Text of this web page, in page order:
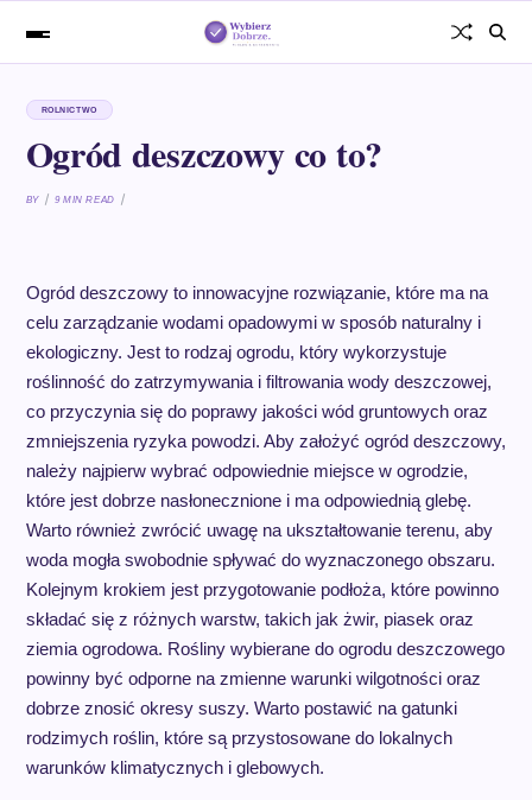
ROLNICTWO
Ogród deszczowy co to?
BY 9 MIN READ
Ogród deszczowy to innowacyjne rozwiązanie, które ma na
celu zarządzanie wodami opadowymi w sposób naturalny i
ekologiczny. Jest to rodzaj ogrodu, który wykorzystuje
roślinność do zatrzymywania i filtrowania wody deszczowej,
co przyczynia się do poprawy jakości wód gruntowych oraz
zmniejszenia ryzyka powodzi. Aby założyć ogród deszczowy,
należy najpierw wybrać odpowiednie miejsce w ogrodzie,
które jest dobrze nasłonecznione i ma odpowiednią glebę.
Warto również zwrócić uwagę na ukształtowanie terenu, aby
woda mogła swobodnie spływać do wyznaczonego obszaru.
Kolejnym krokiem jest przygotowanie podłoża, które powinno
składać się z różnych warstw, takich jak żwir, piasek oraz
ziemia ogrodowa. Rośliny wybierane do ogrodu deszczowego
powinny być odporne na zmienne warunki wilgotności oraz
dobrze znosić okresy suszy. Warto postawić na gatunki
rodzimych roślin, które są przystosowane do lokalnych
warunków klimatycznych i glebowych.